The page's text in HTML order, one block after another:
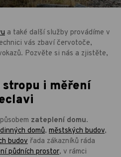
a také další služby provádíme v
vás zbaví červotoče,
Pozvěte si nás a zjistěte,
stropu i měření
zateplení domu.
domů, městských budov,
budov řada zákazníků ráda
půdních prostor, v rámci